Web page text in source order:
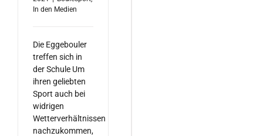
In den Medien
Die Eggebouler
treffen sich in
der Schule Um
ihren geliebten
Sport auch bei
widrigen
Wetterverhältnissen
nachzukommen,